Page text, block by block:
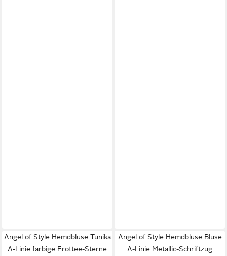
Angel of Style Hemdbluse Tunika
A-Linie farbige Frottee-Sterne
Angel of Style Hemdbluse Bluse
A-Linie Metallic-Schriftzug